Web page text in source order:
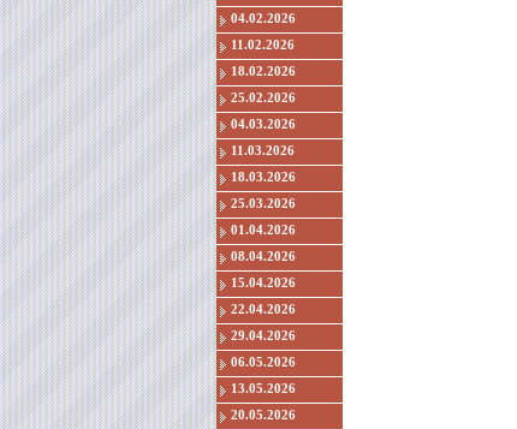
04.02.2026
11.02.2026
18.02.2026
25.02.2026
04.03.2026
11.03.2026
18.03.2026
25.03.2026
01.04.2026
08.04.2026
15.04.2026
22.04.2026
29.04.2026
06.05.2026
13.05.2026
20.05.2026